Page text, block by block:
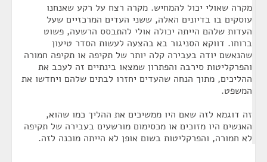
מקרה שאולי יכול להמחיש. מקרה רצח על רקע שאנחנו
עוסקים בו בדיונים האלה, ששני העדים המרכזיים שעל
העדות שלהם הייתה יכולה אולי להתבסס הרשעה, פשוט
ברוחו. דווקא הסניגור בא בהצעה לעשות הסדר טיעון
שהנאשם יודה בעבירה קלה יותר של תקיפה או תקיפה חמורה
והפרקליטות סירבה והפתרון שמצאו בינתיים זה לעכב את
ההליכים, מתוך הנחה שהעדים יחזרו לבתים שלהם ויחדשו את
המשפט.
זה דוגמא לזה שאם היו ממשיכים את ההליך כמו שהוא,
האנשים היו מזוכים או מכסימום מורשעים בעבירה של תקיפה
לא חמורה, והפרקליטות בשום אופן לא הייתה מוכנה לזה.